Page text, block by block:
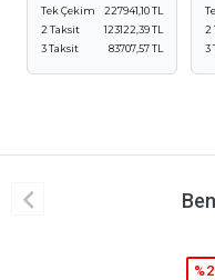
Tek Çekim
227941,10 TL
2 Taksit
123122,39 TL
3 Taksit
83707,57 TL
2
3